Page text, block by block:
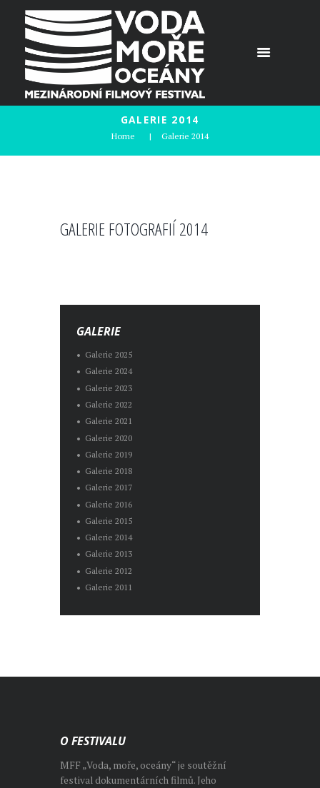
GALERIE 2014
Home Galerie 2014
GALERIE FOTOGRAFIÍ 2014
GALERIE
Galerie 2025
Galerie 2024
Galerie 2023
Galerie 2022
Galerie 2021
Galerie 2020
Galerie 2019
Galerie 2018
Galerie 2017
Galerie 2016
Galerie 2015
Galerie 2014
Galerie 2013
Galerie 2012
Galerie 2011
O FESTIVALU
MFF „Voda, moře, oceány“ je soutěžní
festival dokumentárních filmů. Jeho